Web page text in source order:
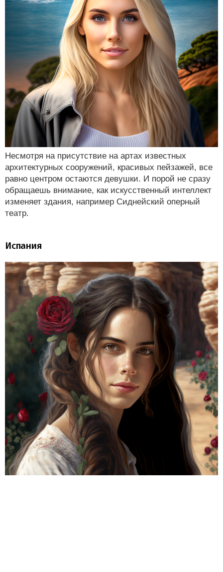
Несмотря на присутствие на артах известных
архитектурных сооружений, красивых пейзажей, все
равно центром остаются девушки. И порой не сразу
обращаешь внимание, как искусственный интеллект
изменяет здания, например Сиднейский оперный
театр.
Испания